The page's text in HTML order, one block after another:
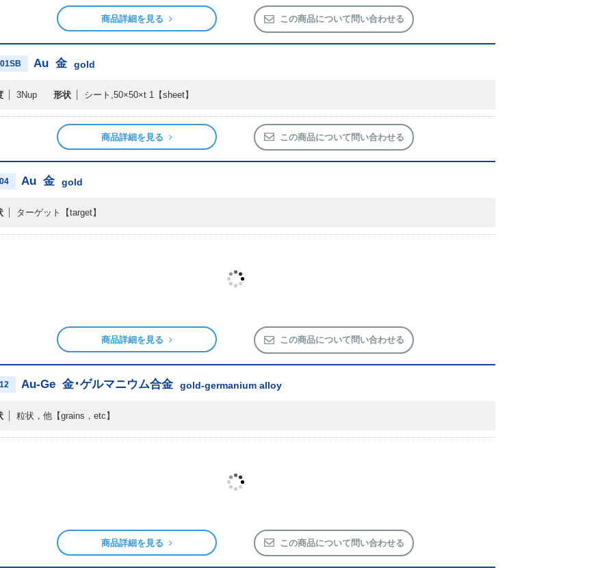
商品詳細を見る この商品について問い合わせる
Au 金 gold
3Nup 形状 シート,50×50×t 1 【sheet】
商品詳細を見る この商品について問い合わせる
Au 金 gold
ターゲット 【target】
商品詳細を見る この商品について問い合わせる
Au-Ge 金･ゲルマニウム合金 gold-germanium alloy
粒状，他 【grains，etc】
商品詳細を見る この商品について問い合わせる